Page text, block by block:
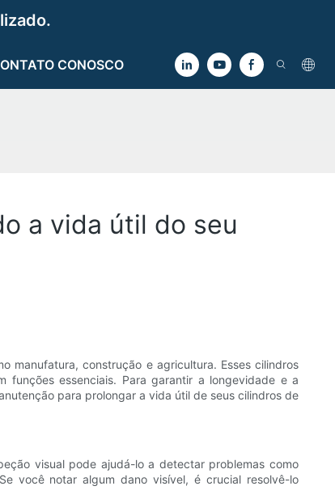
CONOSCO
a vida útil do seu
manufatura, construção e agricultura. Esses cilindros
funções essenciais. Para garantir a longevidade e a
para prolongar a vida útil de seus cilindros de
visual pode ajudá-lo a detectar problemas como
você notar algum dano visível, é crucial resolvê-lo